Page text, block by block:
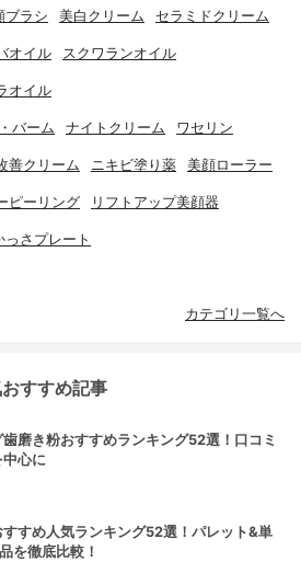
ブラシ 美白クリーム セラミドクリーム
オイル スクワランオイル
オイル
バーム ナイトクリーム ワセリン
善クリーム ニキビ塗り薬 美顔ローラー
ピーリング リフトアップ美顔器
っさプレート
カテゴリ一覧へ
すすめ記事
磨き粉おすすめランキング52選！口コミ
中心に
すめ人気ランキング52選！パレット&単
を徹底比較！